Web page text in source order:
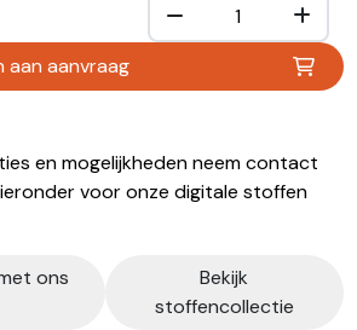
aan aanvraag
en mogelijkheden neem contact
voor onze digitale stoffen
ons
Bekijk
stoffencollectie